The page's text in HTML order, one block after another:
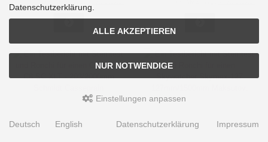
Datenschutzerklärung.
ALLE AKZEPTIEREN
NUR NOTWENDIGE
Einstellungen anpassen
Deutsch English Datenschutzerklärung Impressum